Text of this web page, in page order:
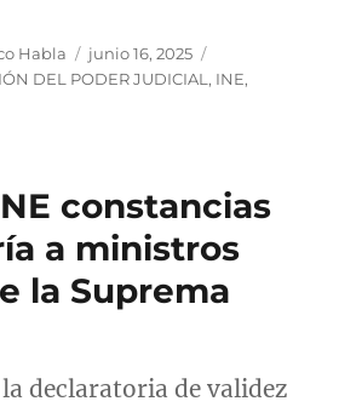
Habla
P
u
a
o
e
l
junio 16, 2025
a
r
a
s
DEL PODER JUDICIAL , INE,
constancias
a ministros
la Suprema
declaratoria de validez